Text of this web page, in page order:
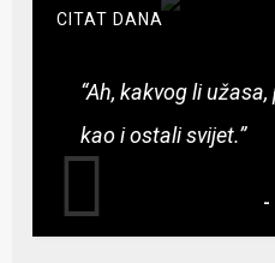
CITAT DANA
“Ah, kakvog li
kao i ostali svijet.”